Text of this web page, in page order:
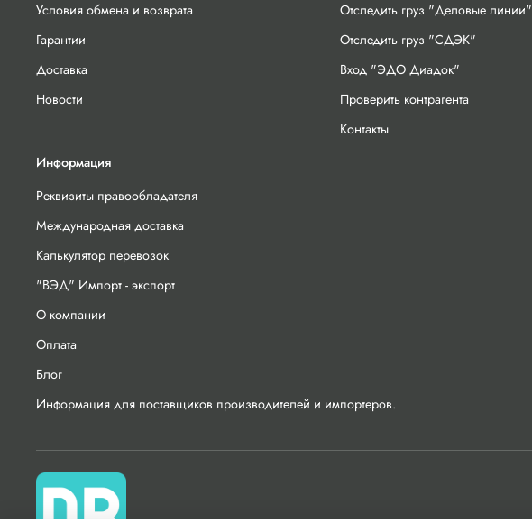
Условия обмена и возврата
Гарантии
Доставка
Новости
Отследить груз "Деловые линии"
Отследить груз "СДЭК"
Вход "ЭДО Диадок"
Проверить контрагента
Контакты
Информация
Реквизиты правообладателя
Международная доставка
Калькулятор перевозок
"ВЭД" Импорт - экспорт
О компании
Оплата
Блог
Информация для поставщиков производителей и импортеров.